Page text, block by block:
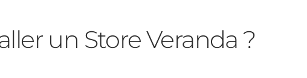
un Store Veranda ?